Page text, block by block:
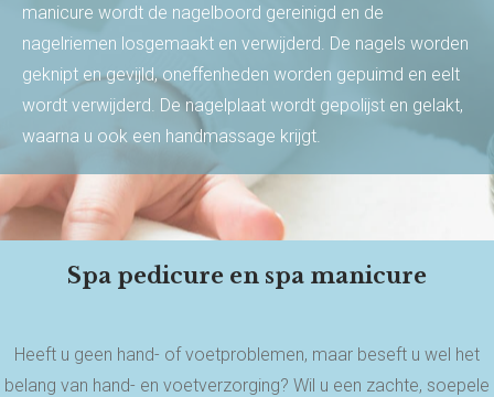
manicure wordt de nagelboord gereinigd en de
nagelriemen losgemaakt en verwijderd. De nagels worden
geknipt en gevijld, oneffenheden worden gepuimd en eelt
wordt verwijderd. De nagelplaat wordt gepolijst en gelakt,
waarna u ook een handmassage krijgt.
Spa pedicure en spa manicure
Heeft u geen hand- of voetproblemen, maar beseft u wel het
belang van hand- en voetverzorging? Wil u een zachte, soepele